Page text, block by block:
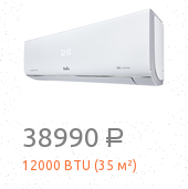
38990 a
12000 BTU (35 м²)